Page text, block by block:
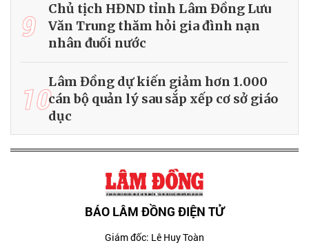
9
Chủ tịch HĐND tỉnh Lâm Đồng Lưu
Văn Trung thăm hỏi gia đình nạn
nhân đuối nước
10Lâm Đồng dự kiến giảm hơn 1.000
cán bộ quản lý sau sắp xếp cơ sở giáo
dục
BÁO LÂM ĐỒNG ĐIỆN TỬ
Giám đốc: Lê Huy Toàn